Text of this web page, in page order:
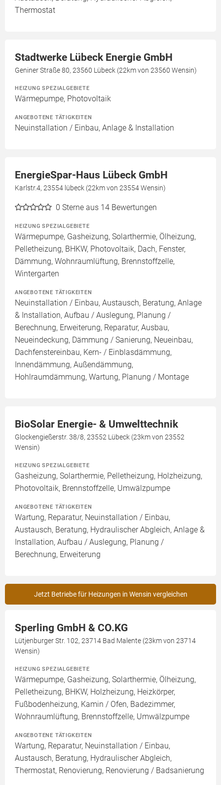
Thermostat
Stadtwerke Lübeck Energie GmbH
Geniner Straße 80, 23560 Lübeck (22km von 23560 Wensin)
HEIZUNG SPEZIALGEBIETE
Wärmepumpe, Photovoltaik
ANGEBOTENE TÄTIGKEITEN
Neuinstallation / Einbau, Anlage & Installation
EnergieSpar-Haus Lübeck GmbH
Karlstr.4, 23554 lübeck (22km von 23554 Wensin)
0 Sterne aus 14 Bewertungen
HEIZUNG SPEZIALGEBIETE
Wärmepumpe, Gasheizung, Solarthermie, Ölheizung,
Pelletheizung, BHKW, Photovoltaik, Dach, Fenster,
Dämmung, Wohnraumlüftung, Brennstoffzelle,
Wintergarten
ANGEBOTENE TÄTIGKEITEN
Neuinstallation / Einbau, Austausch, Beratung, Anlage
& Installation, Aufbau / Auslegung, Planung /
Berechnung, Erweiterung, Reparatur, Ausbau,
Neueindeckung, Dämmung / Sanierung, Neueinbau,
Dachfenstereinbau, Kern- / Einblasdämmung,
Innendämmung, Außendämmung,
Hohlraumdämmung, Wartung, Planung / Montage
BioSolar Energie- & Umwelttechnik
Glockengießerstr. 38/8, 23552 Lübeck (23km von 23552
Wensin)
HEIZUNG SPEZIALGEBIETE
Gasheizung, Solarthermie, Pelletheizung, Holzheizung,
Photovoltaik, Brennstoffzelle, Umwälzpumpe
ANGEBOTENE TÄTIGKEITEN
Wartung, Reparatur, Neuinstallation / Einbau,
Austausch, Beratung, Hydraulischer Abgleich, Anlage &
Installation, Aufbau / Auslegung, Planung /
Berechnung, Erweiterung
Jetzt Betriebe für Heizungen in Wensin vergleichen
Sperling GmbH & CO.KG
Lütjenburger Str. 102, 23714 Bad Malente (23km von 23714
Wensin)
HEIZUNG SPEZIALGEBIETE
Wärmepumpe, Gasheizung, Solarthermie, Ölheizung,
Pelletheizung, BHKW, Holzheizung, Heizkörper,
Fußbodenheizung, Kamin / Ofen, Badezimmer,
Wohnraumlüftung, Brennstoffzelle, Umwälzpumpe
ANGEBOTENE TÄTIGKEITEN
Wartung, Reparatur, Neuinstallation / Einbau,
Austausch, Beratung, Hydraulischer Abgleich,
Thermostat, Renovierung, Renovierung / Badsanierung